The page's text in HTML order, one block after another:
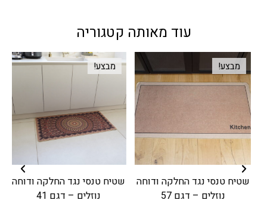
עוד מאותה קטגוריה
מבצע!
שטיח טנסי נגד החלקה ודוחה
נוזלים – דגם 57
מבצע!
שטיח טנסי נגד החלקה ודוחה
נוזלים – דגם 41